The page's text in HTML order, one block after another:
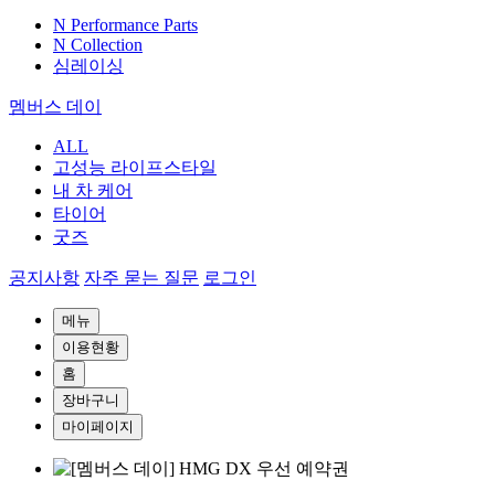
N Performance Parts
N Collection
심레이싱
멤버스 데이
ALL
고성능 라이프스타일
내 차 케어
타이어
굿즈
공지사항 자주 묻는 질문 로그인
메뉴
이용현황
홈
장바구니
마이페이지